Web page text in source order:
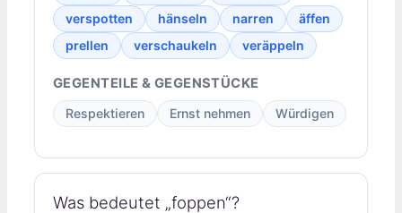
verspotten
hänseln narren
äffen
prellen
verschaukeln veräppeln
GEGENTEILE & GEGENSTÜCKE
Respektieren Ernst nehmen Würdigen
Was bedeutet „foppen“?